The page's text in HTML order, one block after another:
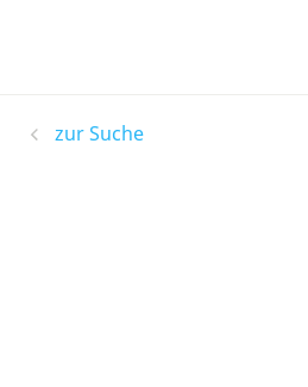
zur Suche